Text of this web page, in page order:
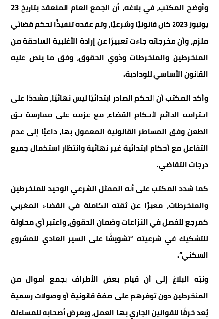
وأوضح المكتب، في بلاغه، أن الجمع العام المنعقد بتاريخ 23
يوليوز 2023 كان قانونيًا وشرعيًا، وتم عقده تنفيذًا لحكم قضائي
ملزم، وأن مخرجاته جاءت تعبيرًا عن إرادة الأغلبية الساحقة من
المنخرطين والمنخرطات وذوي الحقوق، وفق ما ينص عليه
القانون الأساسي للودادية.
وأكد المكتب أن الحكم الصادر ابتدائيًا ليس نهائيًا، مشددًا على
احترامه الدائم لأحكام القضاء، مع عزمه على ممارسة حق
الطعن وفق المساطر القانونية المعمول بها، داعيًا إلى عدم
التفاعل مع أحكام ابتدائية غير نهائية وانتظار استكمال جميع
درجات التقاضي.
كما شدد المكتب على أنه الممثل الشرعي الوحيد للمنخرطين
والمنخرطات، معبرًا عن ثقته الكاملة في القضاء المغربي
كمرجع للفصل في النزاعات وضمان الحقوق، واعتبر أي محاولة
للتشكيك في شرعيته “تشويشًا على السير العادي للمشروع
السكني”.
ونبّه البلاغ إلى أن قيام بعض الأطراف بجمع أموال من
المنخرطين دون توفرهم على صفة قانونية أو وصولات رسمية
يُعد خرقًا للقوانين الجاري بها العمل، ويعرض أصحابه للمساءلة